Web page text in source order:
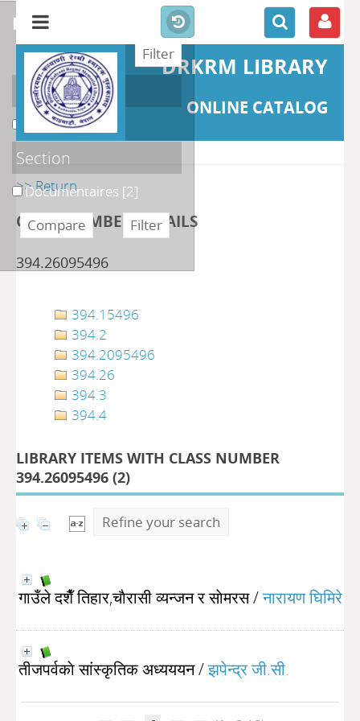
DRKRM LIBRARY
ONLINE CATALOG
>> Return
CLASS NUMBER DETAILS
394.26095496
394.15496
394.2
394.2095496
394.26
394.3
394.4
LIBRARY ITEMS WITH CLASS NUMBER
394.26095496 (2)
Refine your search
गाउँले दशैँ तिहार,चाैरासी व्यन्जन र साेमरस/नारायण घिमिरे
तीजपर्वकाे सांस्कृतिक अध्यययन/झपेन्द्र जी.सी.
refine or compare
Localisation
DKRML[2]
Section
Documentaires [2]